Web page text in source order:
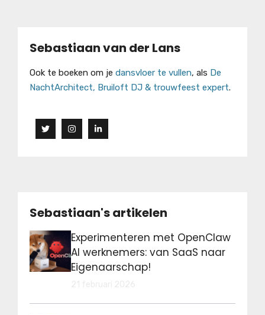
Sebastiaan van der Lans
Ook te boeken om je dansvloer te vullen, als De
NachtArchitect, Bruiloft DJ & trouwfeest expert.
Sebastiaan's artikelen
Experimenteren met OpenClaw
AI werknemers: van SaaS naar
Eigenaarschap!